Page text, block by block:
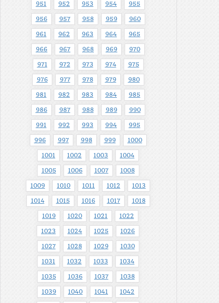
951 952 953 954 955
956 957 958 959 960
961 962 963 964 965
966 967 968 969 970
971 972 973 974 975
976 977 978 979 980
981 982 983 984 985
986 987 988 989 990
991 992 993 994 995
996 997 998 999 1000
1001 1002 1003 1004
1005 1006 1007 1008
1009 1010 1011 1012 1013
1014 1015 1016 1017 1018
1019 1020 1021 1022
1023 1024 1025 1026
1027 1028 1029 1030
1031 1032 1033 1034
1035 1036 1037 1038
1039 1040 1041 1042